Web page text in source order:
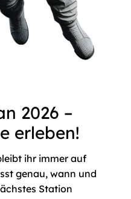
2026 –
erleben!
ihr immer auf
genau, wann und
Station